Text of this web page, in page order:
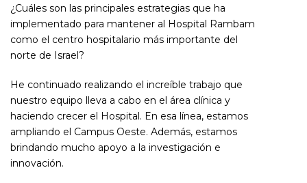
¿Cuáles son las principales estrategias que ha
implementado para mantener al Hospital Rambam
como el centro hospitalario más importante del
norte de Israel?
He continuado realizando el increíble trabajo que
nuestro equipo lleva a cabo en el área clínica y
haciendo crecer el Hospital. En esa línea, estamos
ampliando el Campus Oeste. Además, estamos
brindando mucho apoyo a la investigación e
innovación.